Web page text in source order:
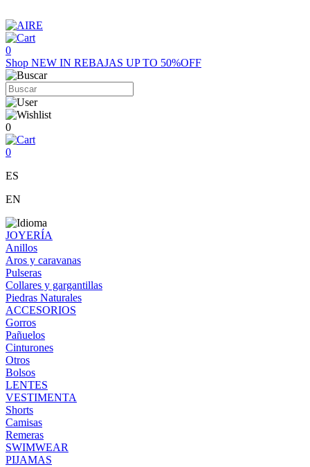
0
Shop NEW IN REBAJAS UP TO 50%OFF
0
0
ES
EN
JOYERÍA
Anillos
Aros y caravanas
Pulseras
Collares y gargantillas
Piedras Naturales
ACCESORIOS
Gorros
Pañuelos
Cinturones
Otros
Bolsos
LENTES
VESTIMENTA
Shorts
Camisas
Remeras
SWIMWEAR
PIJAMAS